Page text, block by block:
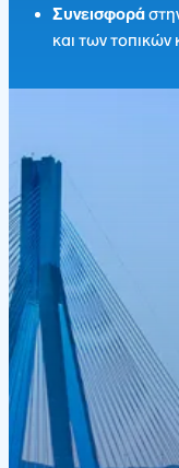
Συνεισφορά
και των τοπικών